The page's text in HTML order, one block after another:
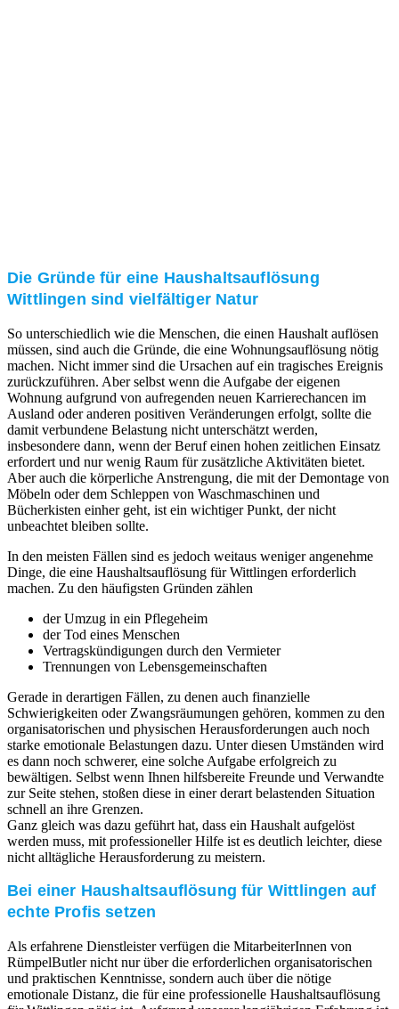
Die Gründe für eine Haushaltsauflösung
Wittlingen sind vielfältiger Natur
So unterschiedlich wie die Menschen, die einen Haushalt auflösen
müssen, sind auch die Gründe, die eine Wohnungsauflösung nötig
machen. Nicht immer sind die Ursachen auf ein tragisches Ereignis
zurückzuführen. Aber selbst wenn die Aufgabe der eigenen
Wohnung aufgrund von aufregenden neuen Karrierechancen im
Ausland oder anderen positiven Veränderungen erfolgt, sollte die
damit verbundene Belastung nicht unterschätzt werden,
insbesondere dann, wenn der Beruf einen hohen zeitlichen Einsatz
erfordert und nur wenig Raum für zusätzliche Aktivitäten bietet.
Aber auch die körperliche Anstrengung, die mit der Demontage von
Möbeln oder dem Schleppen von Waschmaschinen und
Bücherkisten einher geht, ist ein wichtiger Punkt, der nicht
unbeachtet bleiben sollte.
In den meisten Fällen sind es jedoch weitaus weniger angenehme
Dinge, die eine Haushaltsauflösung für Wittlingen erforderlich
machen. Zu den häufigsten Gründen zählen
der Umzug in ein Pflegeheim
der Tod eines Menschen
Vertragskündigungen durch den Vermieter
Trennungen von Lebensgemeinschaften
Gerade in derartigen Fällen, zu denen auch finanzielle
Schwierigkeiten oder Zwangsräumungen gehören, kommen zu den
organisatorischen und physischen Herausforderungen auch noch
starke emotionale Belastungen dazu. Unter diesen Umständen wird
es dann noch schwerer, eine solche Aufgabe erfolgreich zu
bewältigen. Selbst wenn Ihnen hilfsbereite Freunde und Verwandte
zur Seite stehen, stoßen diese in einer derart belastenden Situation
schnell an ihre Grenzen.
Ganz gleich was dazu geführt hat, dass ein Haushalt aufgelöst
werden muss, mit professioneller Hilfe ist es deutlich leichter, diese
nicht alltägliche Herausforderung zu meistern.
Bei einer Haushaltsauflösung für Wittlingen auf
echte Profis setzen
Als erfahrene Dienstleister verfügen die MitarbeiterInnen von
RümpelButler nicht nur über die erforderlichen organisatorischen
und praktischen Kenntnisse, sondern auch über die nötige
emotionale Distanz, die für eine professionelle Haushaltsauflösung